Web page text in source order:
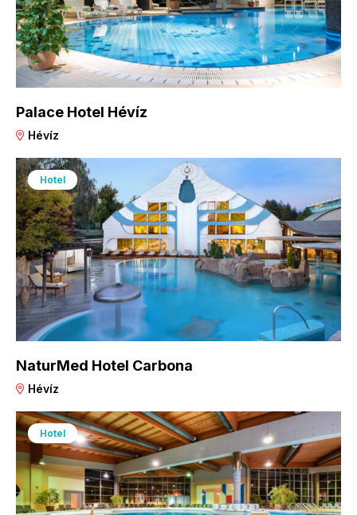
Palace Hotel Hévíz
Hévíz
Hotel
NaturMed Hotel Carbona
Hévíz
Hotel